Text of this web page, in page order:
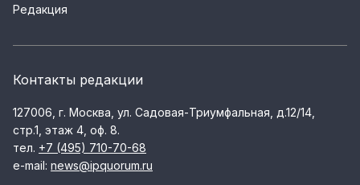
Редакция
Контакты редакции
127006, г. Москва, ул. Садовая-Триумфальная, д.12/14,
стр.1, этаж 4, оф. 8.
тел. +7 (495) 710-70-68
e-mail: news@ipquorum.ru